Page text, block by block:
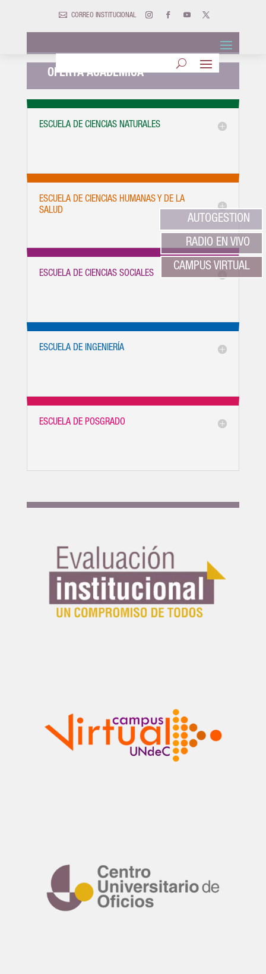
 CORREO INSTITUCIONAL
OFERTA ACADÉMICA
ESCUELA DE CIENCIAS NATURALES
ESCUELA DE CIENCIAS HUMANAS Y DE LA
SALUD
ESCUELA DE CIENCIAS SOCIALES
ESCUELA DE INGENIERÍA
ESCUELA DE POSGRADO
RADIO EN VIVO
CAMPUS VIRTUAL
AUTOGESTION